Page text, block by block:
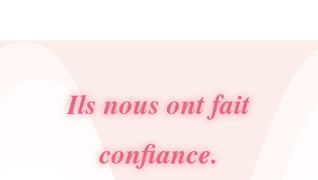
Ils nous ont fait
confiance.